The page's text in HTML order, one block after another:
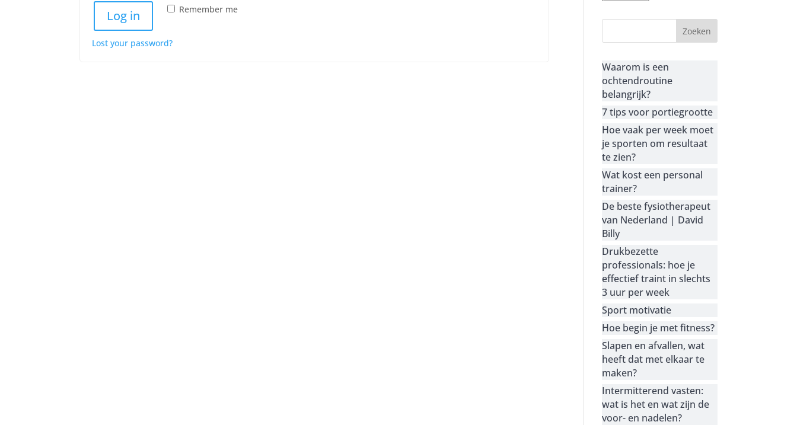
Remember me
Log in
Lost your password?
Waarom is een
ochtendroutine
belangrijk?
7 tips voor portiegrootte
Hoe vaak per week moet
je sporten om resultaat
te zien?
Wat kost een personal
trainer?
De beste fysiotherapeut
van Nederland | David
Billy
Drukbezette
professionals: hoe je
effectief traint in slechts
3 uur per week
Sport motivatie
Hoe begin je met fitness?
Slapen en afvallen, wat
heeft dat met elkaar te
maken?
Intermitterend vasten:
wat is het en wat zijn de
voor- en nadelen?